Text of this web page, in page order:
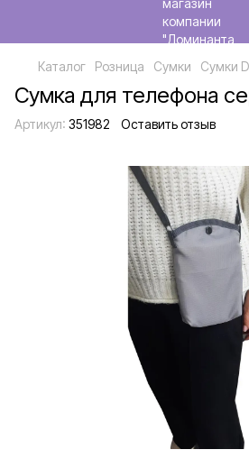
Каталог Розница Сумки Сумки
Сумка для телефона
Артикул: 351982 Оставить отзыв